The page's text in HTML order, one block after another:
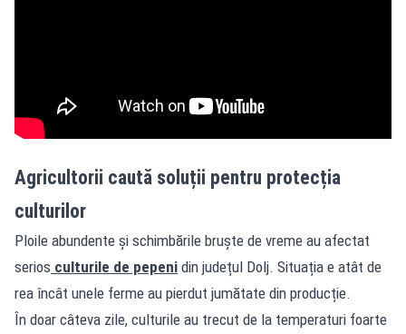
Agricultorii caută soluții pentru protecția
culturilor
Ploile abundente și schimbările bruște de vreme au afectat
serios culturile de pepeni din județul Dolj. Situația e atât de
rea încât unele ferme au pierdut jumătate din producție.
În doar câteva zile, culturile au trecut de la temperaturi foarte